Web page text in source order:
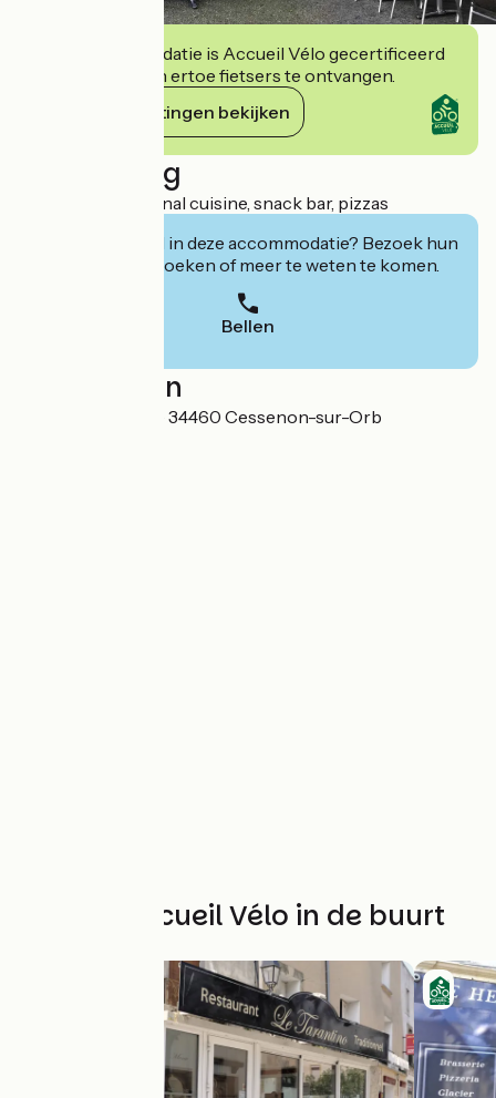
Deze accommodatie is Accueil Vélo gecertificeerd
en verbindt zich ertoe fietsers te ontvangen.
Haar verplichtingen bekijken
Beschrijving
Brasserie, traditional cuisine, snack bar, pizzas
Geïnteresseerd in deze accommodatie? Bezoek hun
website om te boeken of meer te weten te komen.
Bellen
Localisation
3 place du marché 34460 Cessenon-sur-Orb
Andere Accueil Vélo in de buurt